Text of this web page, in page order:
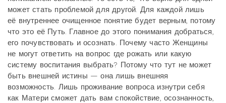
может стать проблемой для другой. Для каждой лишь
её внутреннее очищенное понятие будет верным, потому
что это её Путь. Главное до этого понимания добраться,
его почувствовать и осознать. Почему часто Женщины
не могут ответить на вопрос где рожать или какую
систему воспитания выбрать? Потому что тут не может
быть внешней истины — она лишь внешняя
возможность. Лишь проживание вопроса изнутри себя
как Матери сможет дать вам спокойствие, осознанность,